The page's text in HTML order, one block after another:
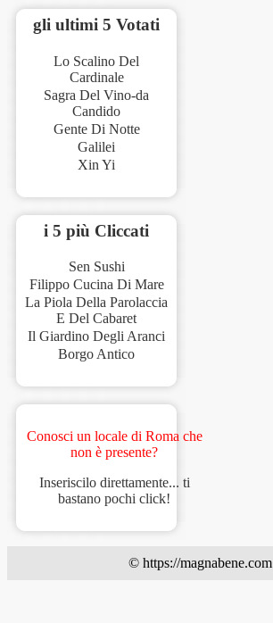
gli ultimi 5 Votati
Lo Scalino Del
Cardinale
Sagra Del Vino-da
Candido
Gente Di Notte
Galilei
Xin Yi
i 5 più Cliccati
Sen Sushi
Filippo Cucina Di Mare
La Piola Della Parolaccia
E Del Cabaret
Il Giardino Degli Aranci
Borgo Antico
Conosci un locale di Roma che
non è presente?
Inseriscilo direttamente... ti
bastano pochi click!
© https://magnabene.com